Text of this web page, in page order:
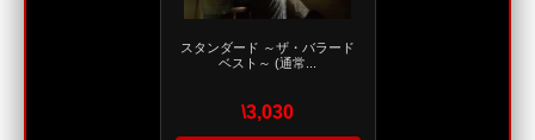
スタンダード ～ザ・バラード
ベスト～ (通常...
\3,030